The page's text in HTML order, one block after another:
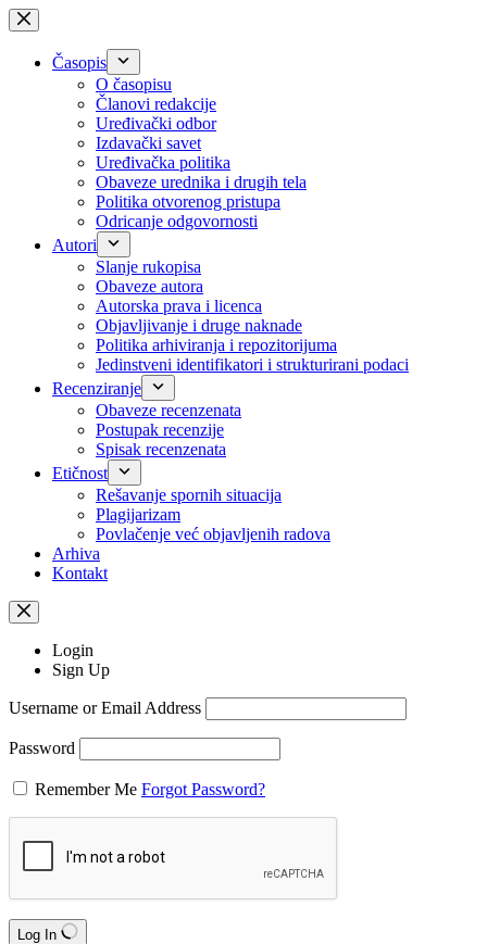
Skip
to
contentČasopis
O časopisu
Članovi redakcije
Uređivački odbor
Izdavački savet
Uređivačka politika
Obaveze urednika i drugih tela
Politika otvorenog pristupa
Odricanje odgovornosti
Autori
Slanje rukopisa
Obaveze autora
Autorska prava i licenca
Objavljivanje i druge naknade
Politika arhiviranja i repozitorijuma
Jedinstveni identifikatori i strukturirani podaci
Recenziranje
Obaveze recenzenata
Postupak recenzije
Spisak recenzenata
Etičnost
Rešavanje spornih situacija
Plagijarizam
Povlačenje već objavljenih radova
Arhiva
Kontakt
Login
Sign Up
Username or Email Address
Password
Remember Me Forgot Password?
Log In